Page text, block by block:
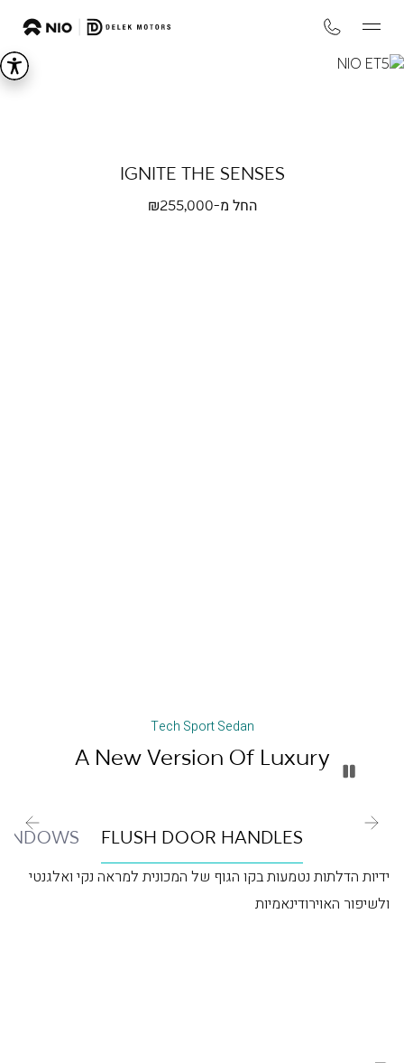
NIO
IGNITE THE SENSES
החל מ-₪255,000
Tech Sport Sedan
A New Version Of Luxury
FLUSH DOOR HANDLES
ידיות הדלתות נטמעות בקו הגוף של המכונית למראה נקי ואלגנטי
ולשיפור האוירודינאמיות